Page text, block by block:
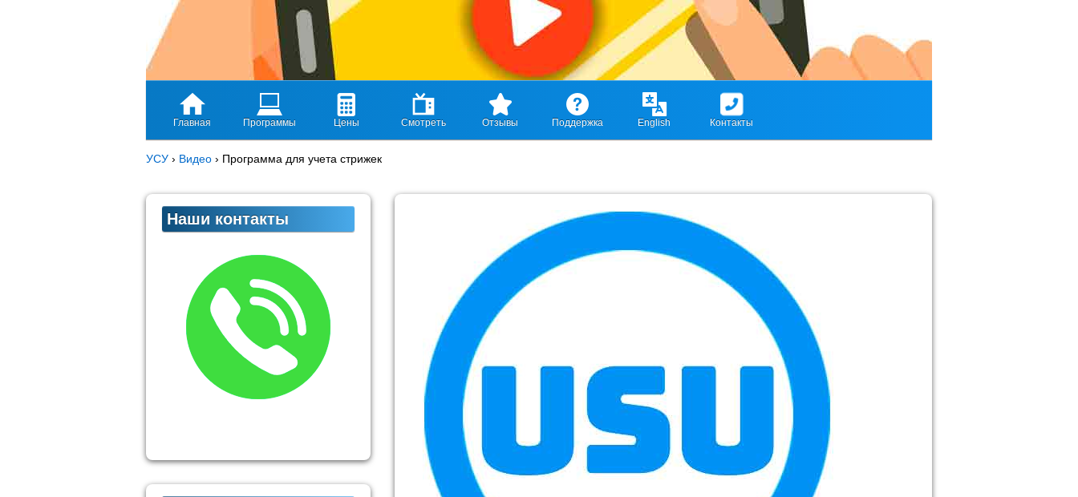
Главная Программы Цены Смотреть Отзывы Поддержка English Контакты
УСУ › Видео › Программа для учета стрижек
Наши контакты